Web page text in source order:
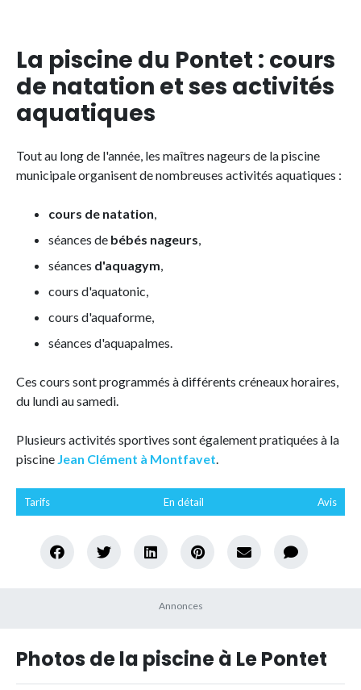
La piscine du Pontet : cours
de natation et ses activités
aquatiques
Tout au long de l'année, les maîtres nageurs de la piscine
municipale organisent de nombreuses activités aquatiques :
cours de natation,
séances de bébés nageurs,
séances d'aquagym,
cours d'aquatonic,
cours d'aquaforme,
séances d'aquapalmes.
Ces cours sont programmés à différents créneaux horaires,
du lundi au samedi.
Plusieurs activités sportives sont également pratiquées à la
piscine Jean Clément à Montfavet.
Tarifs En détail Avis
Photos de la piscine à Le Pontet